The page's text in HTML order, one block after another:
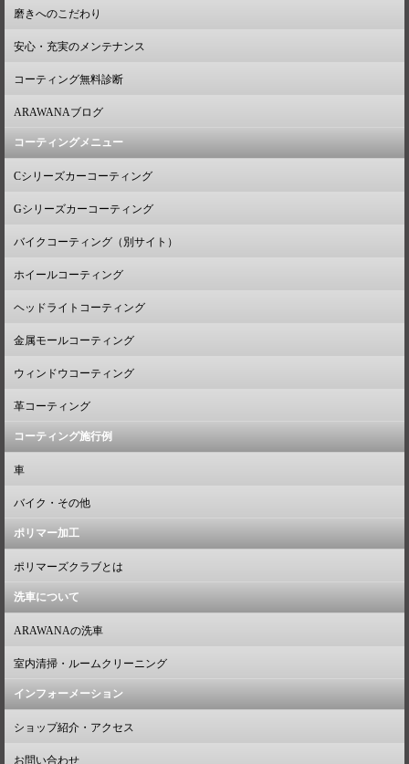
磨きへのこだわり
安心・充実のメンテナンス
コーティング無料診断
ARAWANAブログ
コーティングメニュー
Cシリーズカーコーティング
Gシリーズカーコーティング
バイクコーティング（別サイト）
ホイールコーティング
ヘッドライトコーティング
金属モールコーティング
ウィンドウコーティング
革コーティング
コーティング施行例
車
バイク・その他
ポリマー加工
ポリマーズクラブとは
洗車について
ARAWANAの洗車
室内清掃・ルームクリーニング
インフォーメーション
ショップ紹介・アクセス
お問い合わせ